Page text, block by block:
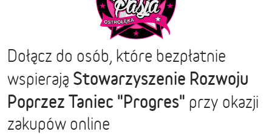
Dołącz do osób, które bezpłatnie
wspierają Stowarzyszenie Rozwoju
Poprzez Taniec "Progres" przy okazji
zakupów online